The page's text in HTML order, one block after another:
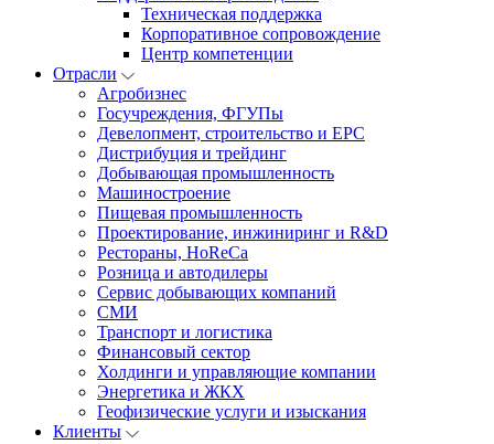
Техническая поддержка
Корпоративное сопровождение
Центр компетенции
Отрасли
Агробизнес
Госучреждения, ФГУПы
Девелопмент, строительство и EPC
Дистрибуция и трейдинг
Добывающая промышленность
Машиностроение
Пищевая промышленность
Проектирование, инжиниринг и R&D
Рестораны, HoReCa
Розница и автодилеры
Сервис добывающих компаний
СМИ
Транспорт и логистика
Финансовый сектор
Холдинги и управляющие компании
Энергетика и ЖКХ
Геофизические услуги и изыскания
Клиенты